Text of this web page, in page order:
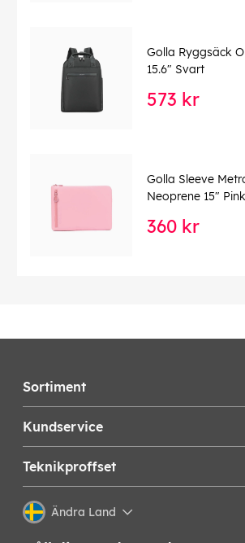
Golla Ryggsäck
15.6" Svart
573 kr
Golla Sleeve
Neoprene 15" Pink
360 kr
Sortiment
Kundservice
Teknikproffset
Ändra Land